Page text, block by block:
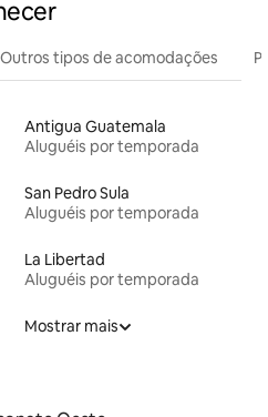
Outros tipos de acomodações
Antigua Guatemala
Aluguéis por temporada
San Pedro Sula
Aluguéis por temporada
La Libertad
Aluguéis por temporada
Mostrar mais